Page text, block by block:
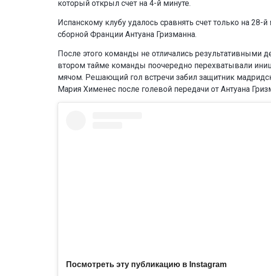
который открыл счет на 4-й минуте.
Испанскому клубу удалось сравнять счет только на 28-
сборной Франции Антуана Гризманна.
После этого команды не отличались
втором тайме команды поочередно перехватывали
мячом. Решающий гол встречи забил защитник
Мария Хименес после голевой передачи от Антуана
Посмотреть эту публикацию в Instagram